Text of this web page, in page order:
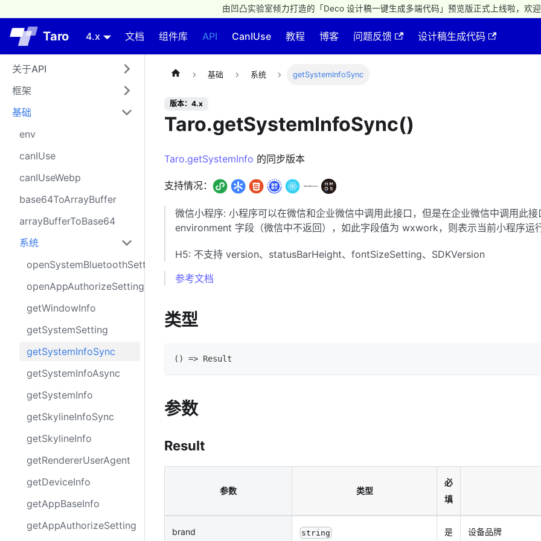
由凹凸实验室倾力打造的「Deco 设计稿一键生成多端代码」预览版正式上线啦，欢迎
Taro 4.x 文档 组件库 API CanIUse 教程 博客 问题反馈 设计稿生成代码
关于API
框架
基础
env
canIUse
canIUseWebp
base64ToArrayBuffer
arrayBufferToBase64
系统
openSystemBluetoothSetting
openAppAuthorizeSetting
getWindowInfo
getSystemSetting
getSystemInfoSync
getSystemInfoAsync
getSystemInfo
getSkylineInfoSync
getSkylineInfo
getRendererUserAgent
getDeviceInfo
getAppBaseInfo
getAppAuthorizeSetting
基础 系统 getSystemInfoSync
版本：4.x
Taro.getSystemInfoSync()
Taro.getSystemInfo 的同步版本
支持情况：
微信小程序: 小程序可以在微信和企业微信中调用此接口，但是在企业微信中调用此
environment 字段（微信中不返回），如此字段值为 wxwork，则表示当前小程序运
H5: 不支持 version、statusBarHeight、fontSizeSetting、SDKVersion
参考文档
类型
( ) => Result
参数
Result
参数 类型
必
填
brand string 是 设备品牌